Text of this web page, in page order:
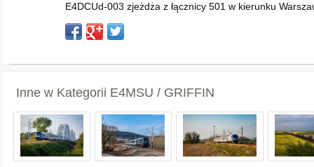
E4DCUd-003 zjeżdża z łącznicy 501 w kierunku
Inne w Kategorii E4MSU / GRIFFIN